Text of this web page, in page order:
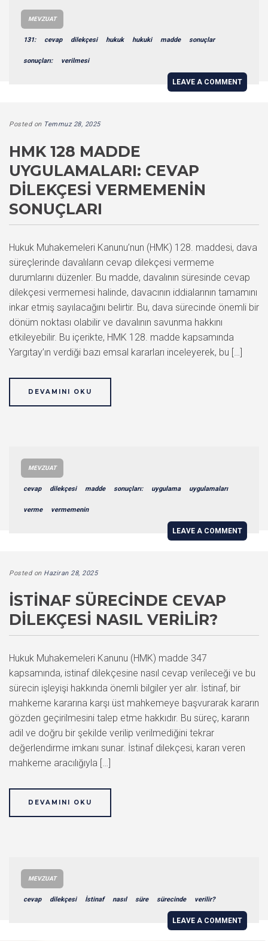
MEVZUAT
131: cevap dilekçesi hukuk hukuki madde sonuçlar
sonuçları: verilmesi
LEAVE A COMMENT
Posted on Temmuz 28, 2025
HMK 128 MADDE
UYGULAMALARI: CEVAP
DILEKÇESI VERMEMENIN
SONUÇLARI
Hukuk Muhakemeleri Kanunu’nun (HMK) 128. maddesi, dava
süreçlerinde davalıların cevap dilekçesi vermeme
durumlarını düzenler. Bu madde, davalının süresinde cevap
dilekçesi vermemesi halinde, davacının iddialarının tamamını
inkar etmiş sayılacağını belirtir. Bu, dava sürecinde önemli bir
dönüm noktası olabilir ve davalının savunma hakkını
etkileyebilir. Bu içerikte, HMK 128. madde kapsamında
Yargıtay’ın verdiği bazı emsal kararları inceleyerek, bu […]
DEVAMINI OKU
MEVZUAT
cevap dilekçesi madde sonuçları: uygulama uygulamaları
verme vermemenin
LEAVE A COMMENT
Posted on Haziran 28, 2025
İSTINAF SÜRECINDE CEVAP
DILEKÇESI NASIL VERILIR?
Hukuk Muhakemeleri Kanunu (HMK) madde 347
kapsamında, istinaf dilekçesine nasıl cevap verileceği ve bu
sürecin işleyişi hakkında önemli bilgiler yer alır. İstinaf, bir
mahkeme kararına karşı üst mahkemeye başvurarak kararın
gözden geçirilmesini talep etme hakkıdır. Bu süreç, kararın
adil ve doğru bir şekilde verilip verilmediğini tekrar
değerlendirme imkanı sunar. İstinaf dilekçesi, kararı veren
mahkeme aracılığıyla […]
DEVAMINI OKU
MEVZUAT
cevap dilekçesi İstinaf nasıl süre sürecinde verilir?
LEAVE A COMMENT